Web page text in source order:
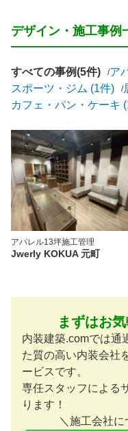
デザイン・施工事例
すべての事例(5件)
ア
スポーツ・ジム (1件)
カフェ・パン・ケーキ
アパレル13坪施工管理
Jwerly KOKUA 元町
まずはお
内装建築.comでは通
た質の高い内装会社
ービスです。
専任スタッフによる
ります！
＼施工会社に